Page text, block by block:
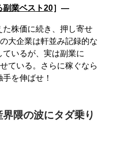
副業ベスト20］―
株価に続き、押し寄せ
大企業は軒並み記録的な
いるが、実は副業に
ている。さらに稼ぐなら
を伸ばせ！
隈の波にタダ乗り